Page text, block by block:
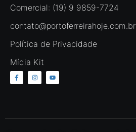
Comercial: (19) 9 9859-7724
contato@portoferreirahoje.com.br
Política de Privacidade
Mídia Kit